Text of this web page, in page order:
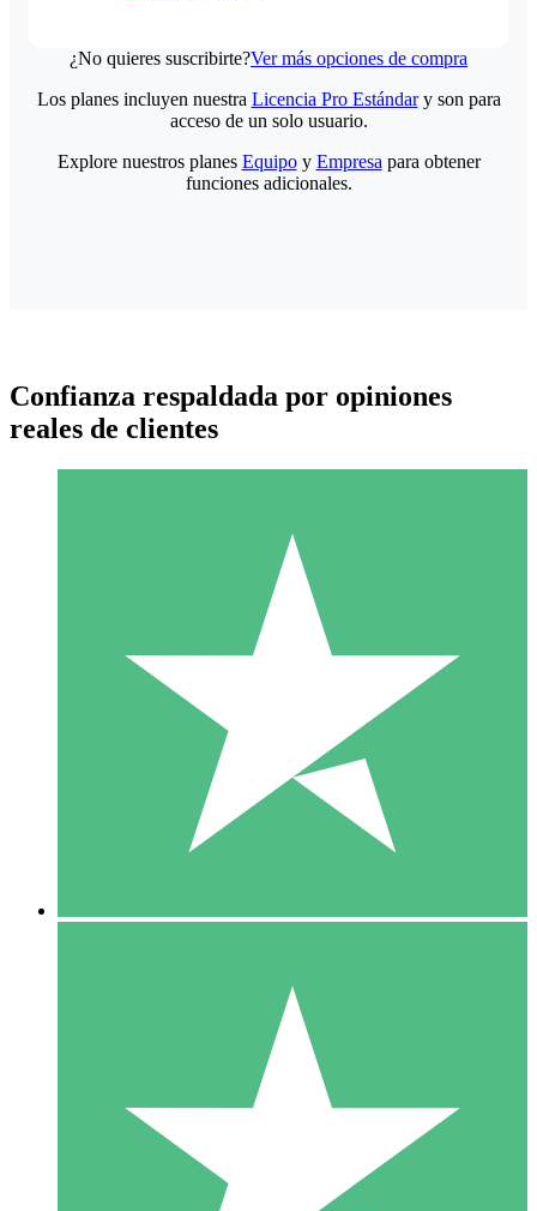
¿No quieres suscribirte?Ver más opciones de compra
Paquetes de Créditos Individuales
Paga según el uso con créditos de descarga. Sin compromiso
10 00
10 Descargas
20 00
Los planes incluyen nuestra Licencia Pro Estándary son para
acceso de un solo usuario.
Explore nuestros planes Equipoy Empresa para obtener
funciones adicionales.
Confianza respaldada por opiniones
reales de clientes